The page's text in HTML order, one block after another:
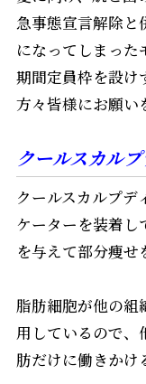
急事態宣言解除と
になってしまっ
期間定員枠を設け
方々皆様にお願い
クールスカル
クールスカルプデ
ケーターを装着し
を与えて部分痩せ
脂肪細胞が他の組
用しているので、
肪だけに働きかけ